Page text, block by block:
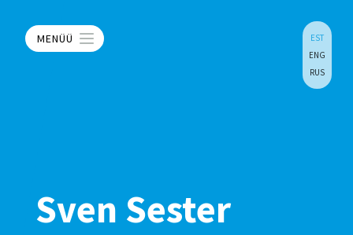
MENÜÜ
EST
ENG
RUS
Sven Sester